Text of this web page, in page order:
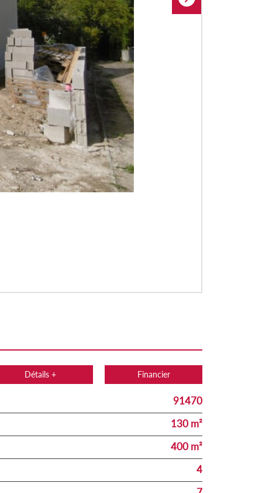
Détails + Financier
91470
130 m²
400 m²
4